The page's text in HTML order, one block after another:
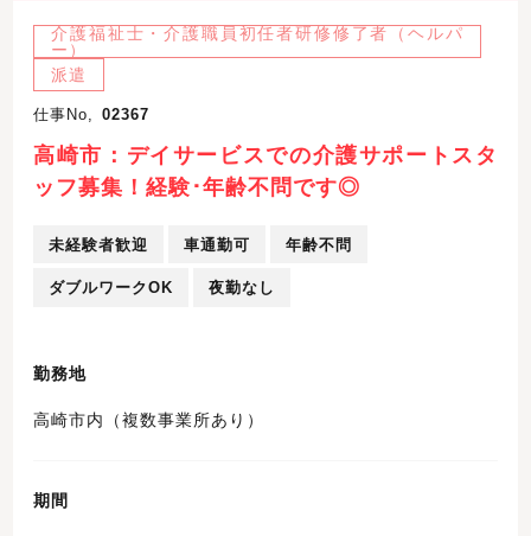
介護福祉士・介護職員初任者研修修了者（ヘルパ
ー）
派遣
仕事No, 02367
高崎市：デイサービスでの介護サポートスタ
ッフ募集！経験･年齢不問です◎
未経験者歓迎 車通勤可 年齢不問
ダブルワークOK 夜勤なし
勤務地
高崎市内（複数事業所あり）
期間